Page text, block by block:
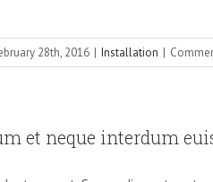
28th, 2016 | Installation |
et neque interdum